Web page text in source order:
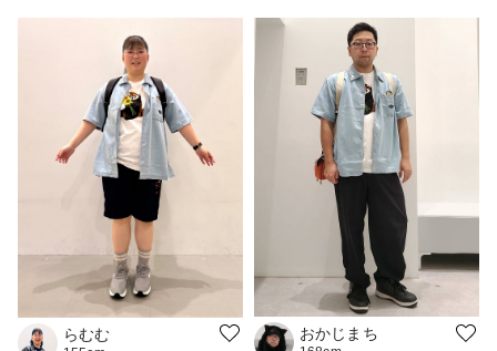
らむむ おかじまち